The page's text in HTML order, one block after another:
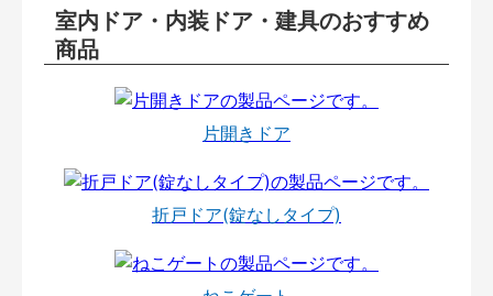
室内ドア・内装ドア・建具のおすすめ
商品
片開きドア
折戸ドア(錠なしタイプ)